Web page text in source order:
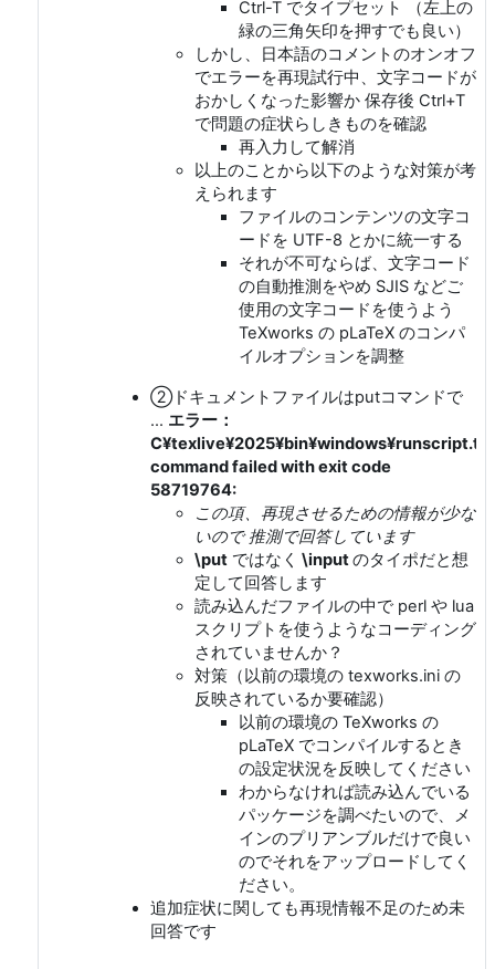
Ctrl-T でタイプセット （左上の
緑の三角矢印を押すでも良い）
しかし、日本語のコメントのオンオフ
でエラーを再現試行中、文字コードが
おかしくなった影響か 保存後 Ctrl+T
で問題の症状らしきものを確認
再入力して解消
以上のことから以下のような対策が考
えられます
ファイルのコンテンツの文字コ
ードを UTF-8 とかに統一する
それが不可ならば、文字コード
の自動推測をやめ SJIS などご
使用の文字コードを使うよう
TeXworks の pLaTeX のコンパ
イルオプションを調整
②ドキュメントファイルはputコマンドで
... エラー：
command failed with exit code
58719764:
この項、再現させるための情報が少な
いので 推測で回答しています
\putではなく \inputのタイポだと想
定して回答します
読み込んだファイルの中で perl や lua
スクリプトを使うようなコーディング
されていませんか？
対策（以前の環境の texworks.ini の
反映されているか要確認）
以前の環境の TeXworks の
pLaTeX でコンパイルするとき
の設定状況を反映してください
わからなければ読み込んでいる
パッケージを調べたいので、メ
インのプリアンブルだけで良い
のでそれをアップロードしてく
ださい。
追加症状に関しても再現情報不足のため未
回答です